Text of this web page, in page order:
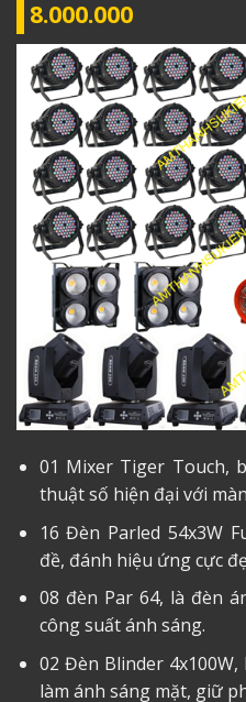
8.000.000
01 Mixer Tiger Touch,
thuật số hiện đại với
16 Đèn Parled 54x3W
đề, đánh hiệu ứng cực
08 đèn Par 64, là đèn
công suất ánh sáng.
02 Đèn Blinder
làm ánh sáng mặt, giữ